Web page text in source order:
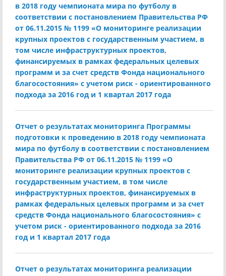
в 2018 году чемпионата мира по футболу в
соответствии с постановлением Правительства РФ
от 06.11.2015 № 1199 «О мониторинге реализации
крупных проектов с государственным участием, в
том числе инфраструктурных проектов,
финансируемых в рамках федеральных целевых
программ и за счет средств Фонда национального
благосостояния» с учетом риск - ориентированного
подхода за 2016 год и 1 квартал 2017 года
Отчет о результатах мониторинга Программы
подготовки к проведению в 2018 году чемпионата
мира по футболу в соответствии с постановлением
Правительства РФ от 06.11.2015 № 1199 «О
мониторинге реализации крупных проектов с
государственным участием, в том числе
инфраструктурных проектов, финансируемых в
рамках федеральных целевых программ и за счет
средств Фонда национального благосостояния» с
учетом риск - ориентированного подхода за 2016
год и 1 квартал 2017 года
Отчет о результатах мониторинга реализации